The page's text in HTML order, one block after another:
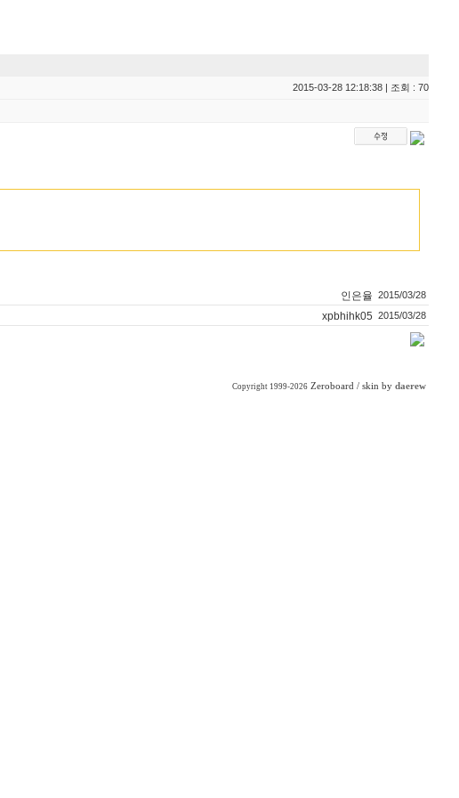
2015-03-28 12:18:38 | 조회 : 70
인은율 2015/03/28
xpbhihk05 2015/03/28
Copyright 1999-2026 Zeroboard / skin by daerew